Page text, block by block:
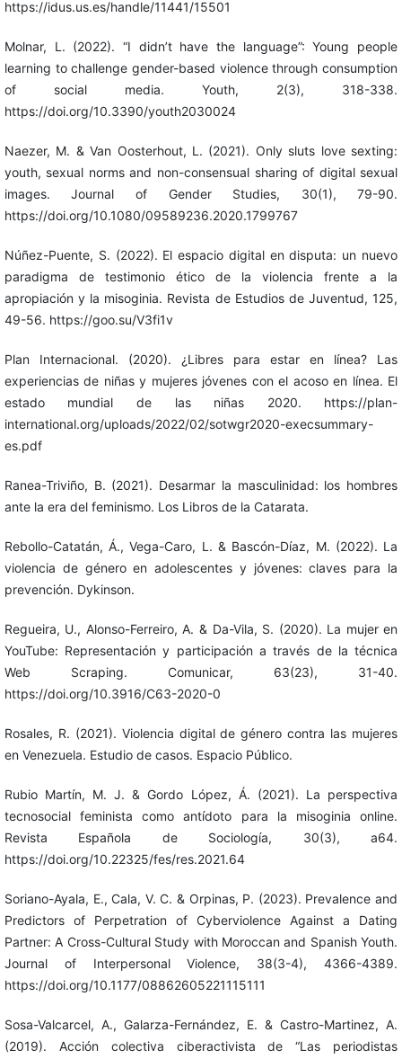
https://idus.us.es/handle/11441/15501
Molnar, L. (2022). “I didn’t have the language”: Young people
learning to challenge gender-based violence through consumption
of social media. Youth, 2(3), 318-338.
https://doi.org/10.3390/youth2030024
Naezer, M. & Van Oosterhout, L. (2021). Only sluts love sexting:
youth, sexual norms and non-consensual sharing of digital sexual
images. Journal of Gender Studies, 30(1), 79-90.
https://doi.org/10.1080/09589236.2020.1799767
Núñez-Puente, S. (2022). El espacio digital en disputa: un nuevo
paradigma de testimonio ético de la violencia frente a la
apropiación y la misoginia. Revista de Estudios de Juventud, 125,
49-56. https://goo.su/V3fi1v
Plan Internacional. (2020). ¿Libres para estar en línea? Las
experiencias de niñas y mujeres jóvenes con el acoso en línea. El
estado mundial de las niñas 2020. https://plan-
international.org/uploads/2022/02/sotwgr2020-execsummary-
es.pdf
Ranea-Triviño, B. (2021). Desarmar la masculinidad: los hombres
ante la era del feminismo. Los Libros de la Catarata.
Rebollo-Catatán, Á., Vega-Caro, L. & Bascón-Díaz, M. (2022). La
violencia de género en adolescentes y jóvenes: claves para la
prevención. Dykinson.
Regueira, U., Alonso-Ferreiro, A. & Da-Vila, S. (2020). La mujer en
YouTube: Representación y participación a través de la técnica
Web Scraping. Comunicar, 63(23), 31-40.
https://doi.org/10.3916/C63-2020-0
Rosales, R. (2021). Violencia digital de género contra las mujeres
en Venezuela. Estudio de casos. Espacio Público.
Rubio Martín, M. J. & Gordo López, Á. (2021). La perspectiva
tecnosocial feminista como antídoto para la misoginia online.
Revista Española de Sociología, 30(3), a64.
https://doi.org/10.22325/fes/res.2021.64
Soriano-Ayala, E., Cala, V. C. & Orpinas, P. (2023). Prevalence and
Predictors of Perpetration of Cyberviolence Against a Dating
Partner: A Cross-Cultural Study with Moroccan and Spanish Youth.
Journal of Interpersonal Violence, 38(3-4), 4366-4389.
https://doi.org/10.1177/08862605221115111
Sosa-Valcarcel, A., Galarza-Fernández, E. & Castro-Martinez, A.
(2019). Acción colectiva ciberactivista de “Las periodistas